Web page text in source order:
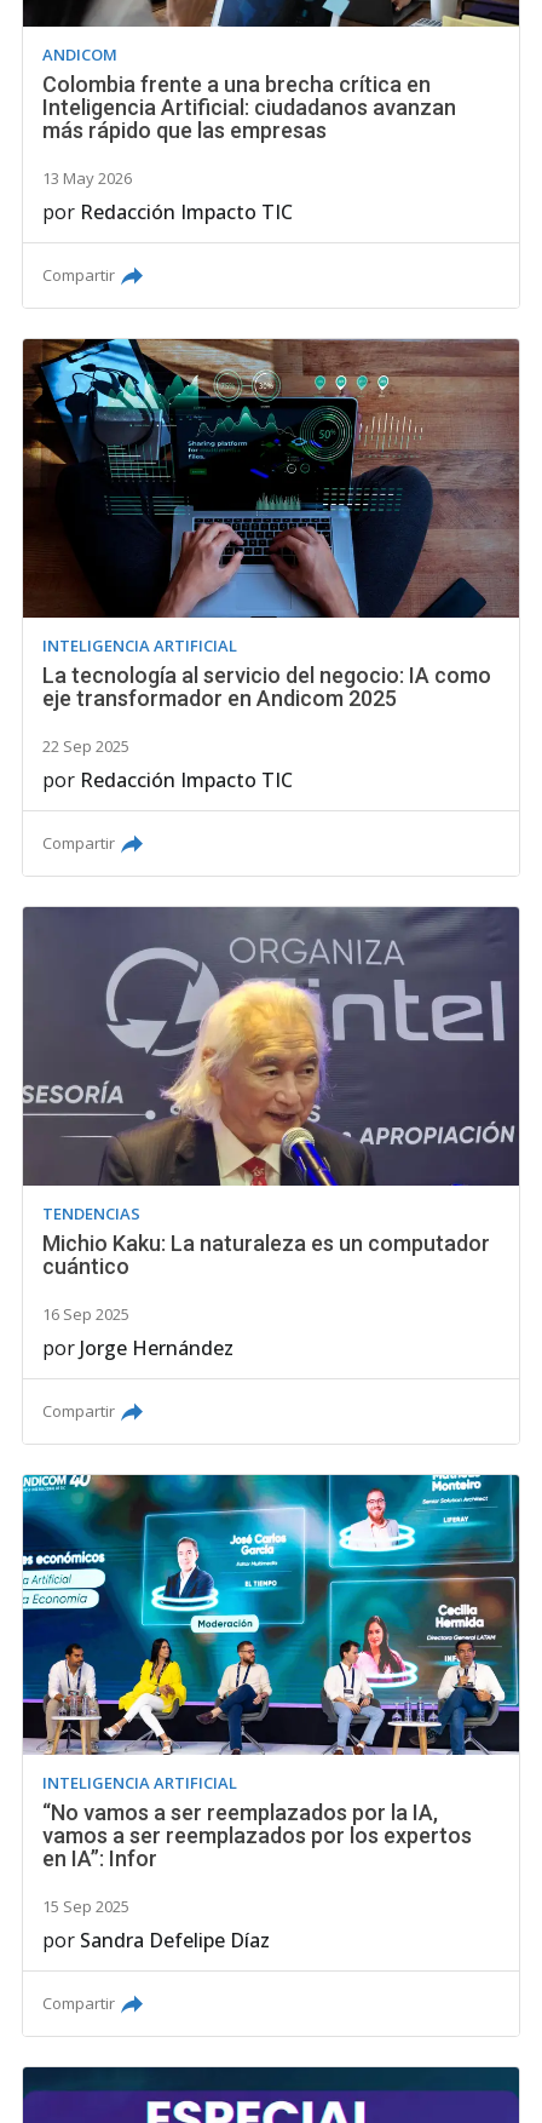
ANDICOM
Colombia frente a una brecha crítica en
Inteligencia Artificial: ciudadanos avanzan
más rápido que las empresas
13 May 2026
por Redacción Impacto TIC
Compartir
INTELIGENCIA ARTIFICIAL
La tecnología al servicio del negocio: IA como
eje transformador en Andicom 2025
22 Sep 2025
por Redacción Impacto TIC
Compartir
TENDENCIAS
Michio Kaku: La naturaleza es un computador
cuántico
16 Sep 2025
por Jorge Hernández
Compartir
INTELIGENCIA ARTIFICIAL
“No vamos a ser reemplazados por la IA,
vamos a ser reemplazados por los expertos
en IA”: Infor
15 Sep 2025
por Sandra Defelipe Díaz
Compartir